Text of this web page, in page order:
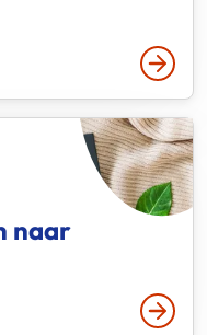
Lees
naar
Lees